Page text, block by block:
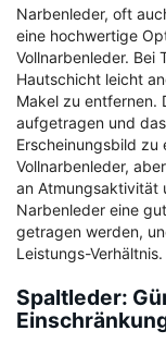
Narbenleder, oft
eine hochwertige
Vollnarbenleder. Bei
Hautschicht leicht
Makel zu entfernen.
aufgetragen und
Erscheinungsbild zu
Vollnarbenleder,
an Atmungsaktivität
Narbenleder eine
getragen werden,
Leistungs-Verhältnis.
Spaltleder: